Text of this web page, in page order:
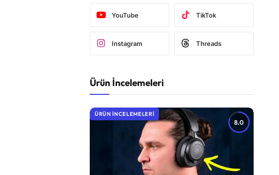
YouTube TikTok
Instagram Threads
Ürün İncelemeleri
8.0
ÜRÜN İNCELEMELERI